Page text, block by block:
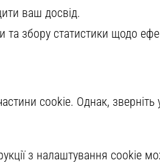
ваш досвід.
та збору статистики щодо
cookie. Однак, зверніть
з налаштування cookie